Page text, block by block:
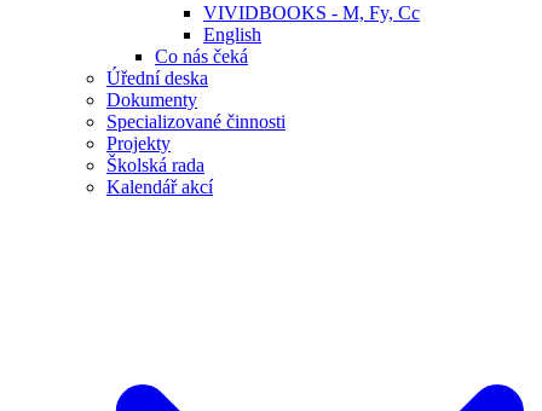
VIVIDBOOKS - M, Fy, Cc
English
Co nás čeká
Úřední deska
Dokumenty
Specializované činnosti
Projekty
Školská rada
Kalendář akcí